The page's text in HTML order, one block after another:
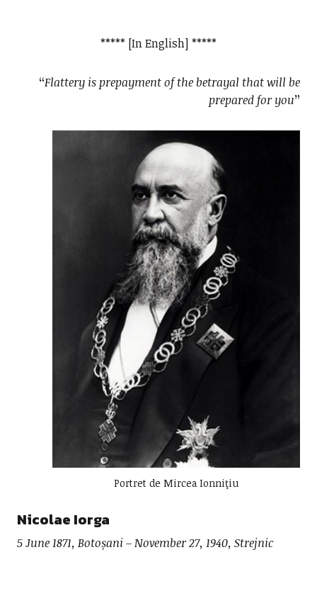
***** [In English] *****
“Flattery is prepayment of the betrayal that will be
prepared for you”
Portret de Mircea Ionniţiu
Nicolae Iorga
5 June 1871, Botoșani – November 27, 1940, Strejnic